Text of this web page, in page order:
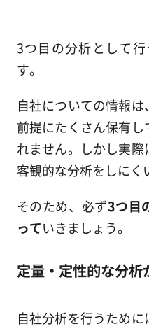
3つ目の分析として
す。
自社についての情報
前提にたくさん保有
れません。しかし実
客観的な分析をしにく
そのため、必ず3つ目
っていきましょう。
定量・定性的な分析
自社分析を行うため